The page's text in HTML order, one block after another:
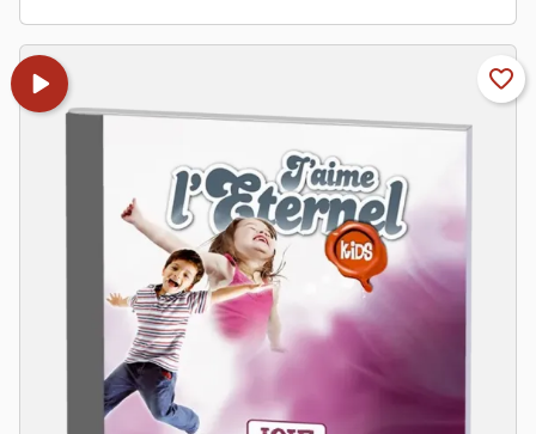
play_arrow favorite_border